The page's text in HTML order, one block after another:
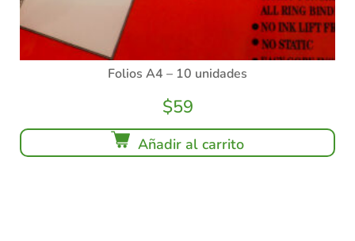
Folios A4 – 10 unidades
$59
Añadir al carrito